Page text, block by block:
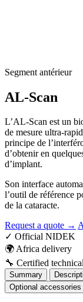
Segment antérieur
AL-Scan
L’AL-Scan est un
de mesure ultra-
principe de
d’obtenir en
d’implant.
Son interface
l’outil de référence
de la cataracte.
Request a quote →
✓ Official NIDEK
🌍Africa delivery
🔧 Certified
Summary
Optional accessories